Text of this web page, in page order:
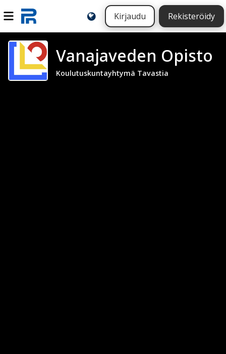
Kirjaudu Rekisteröidy
Vanajaveden Opisto
Koulutuskuntayhtymä Tavastia